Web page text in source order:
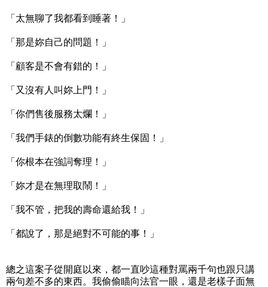
「太無聊了我都看到睡著！」
「那是妳自己的問題！」
「顧客是不會有錯的！」
「又沒有人叫妳上門！」
「你們售後服務太爛！」
「我們手錶的倒數功能有終生保固！」
「你根本在強詞奪理！」
「妳才是在無理取鬧！」
「我不管，把我的壽命還給我！」
「都說了，那是絕對不可能的事！」
總之這案子從開庭以來，都一直吵這種對罵兩千句也跟只講
兩句差不多的東西。我偷偷瞄向法官一眼，還是老樣子面無